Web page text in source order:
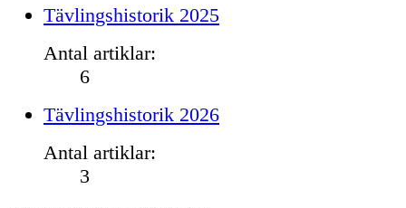
Tävlingshistorik 2025
Antal artiklar:
6
Tävlingshistorik 2026
Antal artiklar:
3